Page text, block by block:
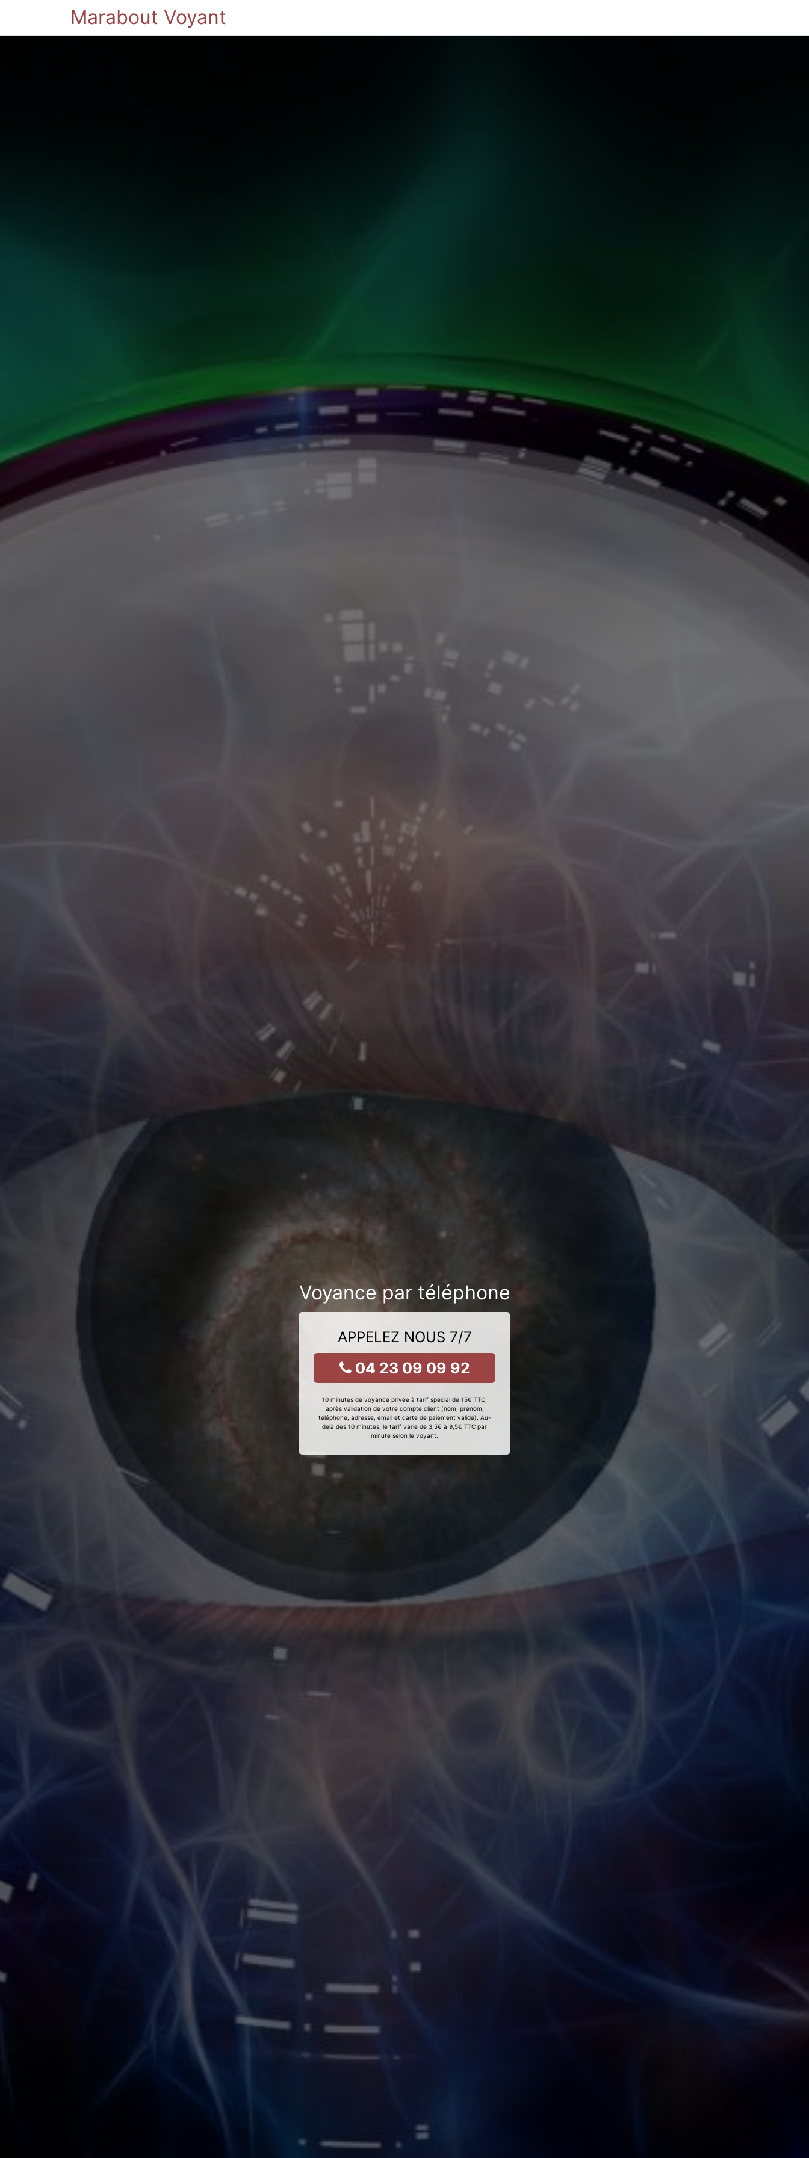
Marabout Voyant
Voyance par téléphone
APPELEZ NOUS 7/7
04 23 09 09 92
10 minutes de voyance privée à tarif spécial de 15€ TTC,
après validation de votre compte client (nom, prénom,
téléphone, adresse, email et carte de paiement valide). Au-
delà des 10 minutes, le tarif varie de 3,5€ à 9,5€ TTC par
minute selon le voyant.